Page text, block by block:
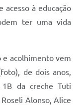
acesso à educação
ter uma vida
e acolhimento vem
de dois anos,
da creche Tuti
Alonso, Alice